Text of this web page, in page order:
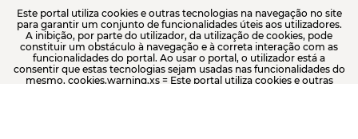
Este portal utiliza cookies e outras tecnologias na navegação no site
para garantir um conjunto de funcionalidades úteis aos utilizadores.
A inibição, por parte do utilizador, da utilização de cookies, pode
constituir um obstáculo à navegação e à correta interação com as
funcionalidades do portal. Ao usar o portal, o utilizador está a
consentir que estas tecnologias sejam usadas nas funcionalidades do
mesmo. cookies.warning.xs = Este portal utiliza cookies e outras